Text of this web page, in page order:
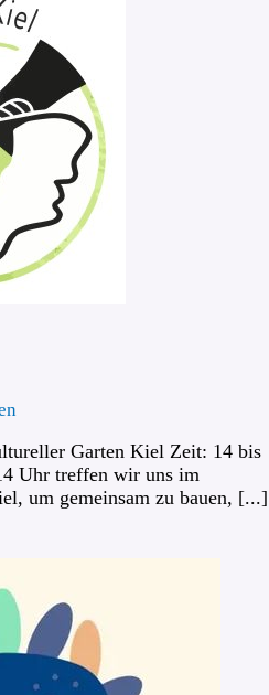
Garten Kiel Zeit: 14 bis
Uhr treffen wir uns im
um gemeinsam zu bauen, [...]